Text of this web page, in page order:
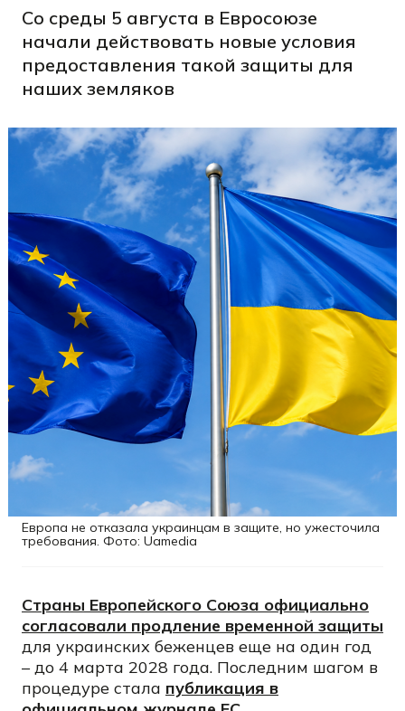
Со среды 5 августа в Евросоюзе
начали действовать новые условия
предоставления такой защиты для
наших земляков
Европа не отказала украинцам в защите, но ужесточила
требования. Фото: Uamedia
Страны Европейского Союза официально
согласовали продление временной защиты
для украинских беженцев еще на один год
– до 4 марта 2028 года. Последним шагом в
процедуре стала публикация в